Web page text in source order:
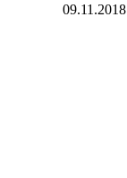
09.11.2018